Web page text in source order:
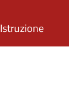
Istruzione